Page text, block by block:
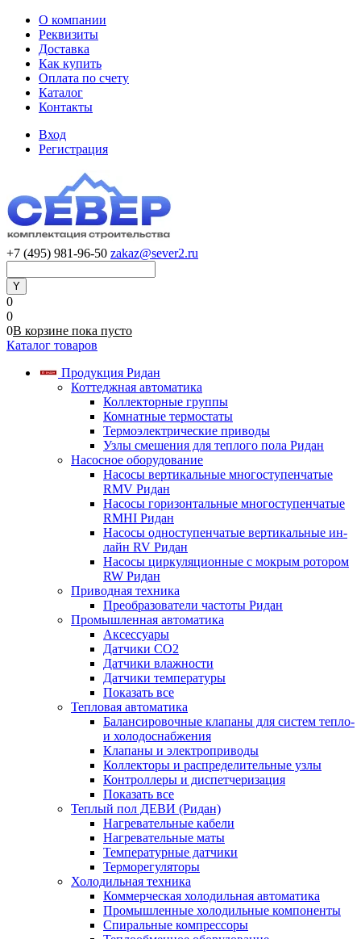
О компании
Реквизиты
Доставка
Как купить
Оплата по счету
Каталог
Контакты
Вход
Регистрация
+7 (495) 981-96-50 zakaz@sever2.ru
0
0
0В корзине пока пусто
Каталог товаров
Продукция Ридан
Коттеджная автоматика
Коллекторные группы
Комнатные термостаты
Термоэлектрические приводы
Узлы смешения для теплого пола Ридан
Насосное оборудование
Насосы вертикальные многоступенчатые
RMV Ридан
Насосы горизонтальные многоступенчатые
RMHI Ридан
Насосы одноступенчатые вертикальные ин-
лайн RV Ридан
Насосы циркуляционные с мокрым ротором
RW Ридан
Приводная техника
Преобразователи частоты Ридан
Промышленная автоматика
Аксессуары
Датчики CO2
Датчики влажности
Датчики температуры
Показать все
Тепловая автоматика
Балансировочные клапаны для систем тепло-
и холодоснабжения
Клапаны и электроприводы
Коллекторы и распределительные узлы
Контроллеры и диспетчеризация
Показать все
Теплый пол ДЕВИ (Ридан)
Нагревательные кабели
Нагревательные маты
Температурные датчики
Терморегуляторы
Холодильная техника
Коммерческая холодильная автоматика
Промышленные холодильные компоненты
Спиральные компрессоры